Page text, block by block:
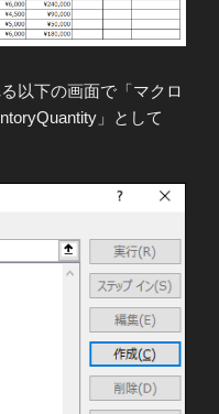
以下の画面で「マクロ
」として